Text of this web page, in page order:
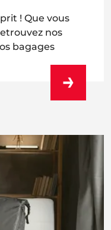
! Que vous
nos
bagages